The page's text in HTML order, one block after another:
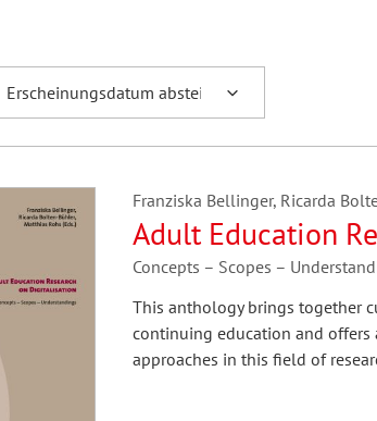
Franziska Bellinger, Ricarda
Adult Education
Concepts – Scopes –
This anthology brings together
continuing education and
approaches in this field of